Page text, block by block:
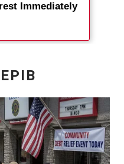
Пресцентр